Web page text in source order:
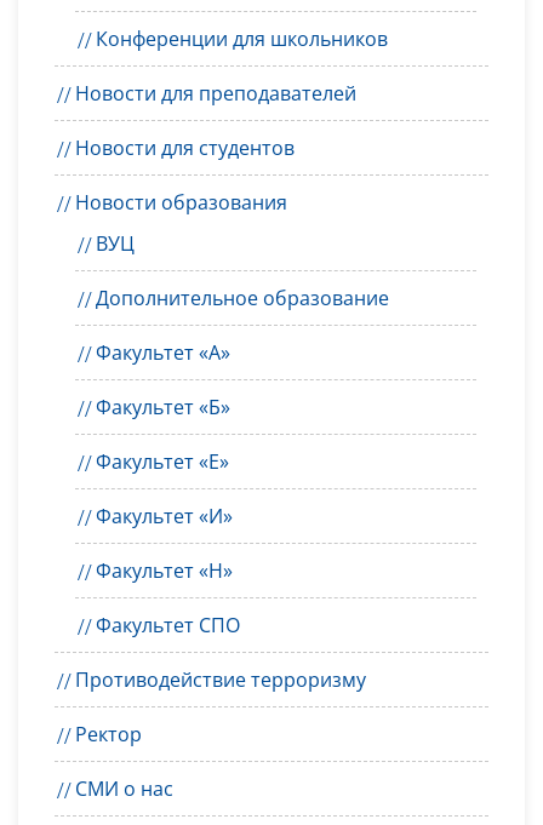
Конференции для школьников
Новости для преподавателей
Новости для студентов
Новости образования
ВУЦ
Дополнительное образование
Факультет «А»
Факультет «Б»
Факультет «Е»
Факультет «И»
Факультет «Н»
Факультет СПО
Противодействие терроризму
Ректор
СМИ о нас